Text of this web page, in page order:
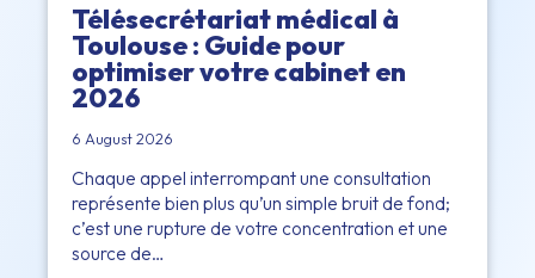
Télésecrétariat médical à
Toulouse : Guide pour
optimiser votre cabinet en
2026
6 August 2026
Chaque appel interrompant une consultation
représente bien plus qu’un simple bruit de fond;
c’est une rupture de votre concentration et une
source de…